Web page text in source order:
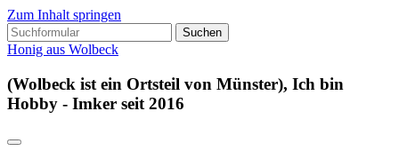
Zum Inhalt springen
Suchen
nach:
Honig aus Wolbeck
(Wolbeck ist ein Ortsteil von Münster), Ich bin
Hobby - Imker seit 2016